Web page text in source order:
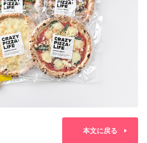
本文に戻る